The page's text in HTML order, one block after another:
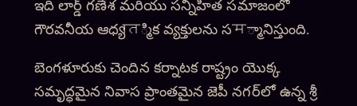
ఇది లార్డ్ గణేశ మరియు సన్నిహిత సమాజంలో
గౌరవనీయ ఆధ్యात్మిక వ్యక్తులను సम్మానిస్తుంది.
బెంగళూరుకు చెందిన కర్నాటక రాష్ట్రం యొక్క
సమృద్ధమైన నివాస ప్రాంతమైన జెపీ నగర్‌లో ఉన్న శ్రీ